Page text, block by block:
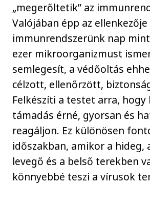
„megerőltetik” az
Valójában épp az
immunrendszerünk nap
ezer mikroorganizmust
semlegesít, a védőoltás
célzott, ellenőrzött,
Felkészíti a testet arra, hogy
támadás érné, gyorsan és
reagáljon. Ez különösen
időszakban, amikor a hideg,
levegő és a belső terekben
könnyebbé teszi a vírusok